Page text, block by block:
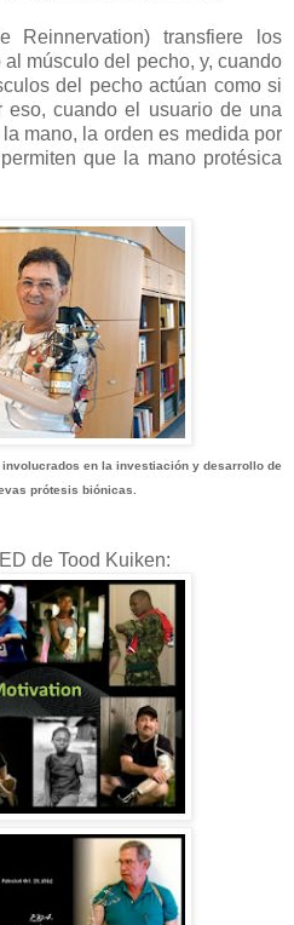
Reinnervation) transfiere los
músculo del pecho, y, cuando
del pecho actúan como si
cuando el usuario de una
mano, la orden es medida por
que la mano protésica
en la investiación y desarrollo de
prótesis biónicas.
de Tood Kuiken: